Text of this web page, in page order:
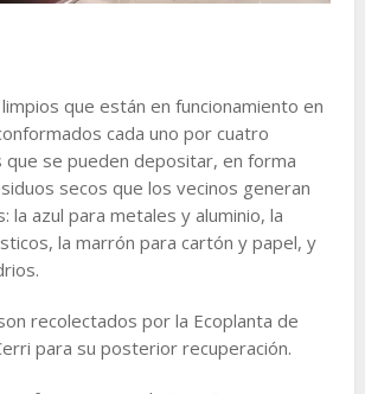
que están en funcionamiento en
cada uno por cuatro
que se pueden depositar, en forma
secos que los vecinos generan
la azul para metales y aluminio, la
la marrón para cartón y papel, y
recolectados por la Ecoplanta de
para su posterior recuperación.